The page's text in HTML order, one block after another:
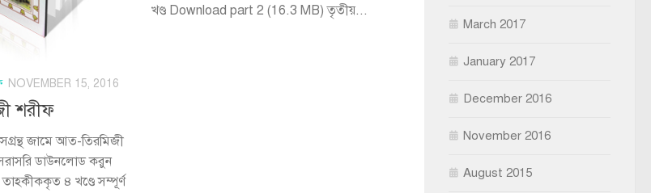
NOVEMBER 15, 2016
শরীফ
জামে আত-তিরমিজী
ডাউনলোড করুন
৪ খণ্ডে সম্পূর্ণ
খণ্ড Download part 2 (16.3 MB) তৃতীয়...
March 2017
January 2017
December 2016
November 2016
August 2015